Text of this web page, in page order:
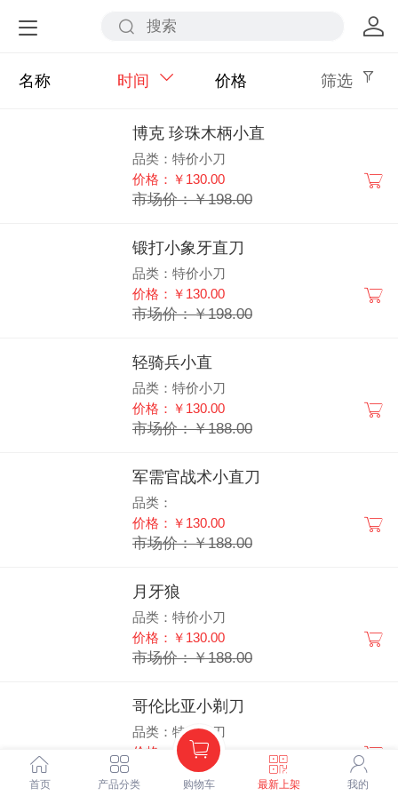
名称 时间 价格 筛选
博克 珍珠木柄小直
品类：特价小刀
价格：￥130.00
市场价：￥198.00
锻打小象牙直刀
品类：特价小刀
价格：￥130.00
市场价：￥198.00
轻骑兵小直
品类：特价小刀
价格：￥130.00
市场价：￥188.00
军需官战术小直刀
品类：
价格：￥130.00
市场价：￥188.00
月牙狼
品类：特价小刀
价格：￥130.00
市场价：￥188.00
哥伦比亚小剃刀
品类：特价小刀
价格：￥128.00
市场价：￥188.00
首页 产品分类 购物车 最新上架 我的